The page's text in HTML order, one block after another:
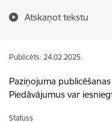
Atskaņot tekstu
Publicēts: 24.02.2025.
Paziņojuma
Piedāvājumus var
Statuss